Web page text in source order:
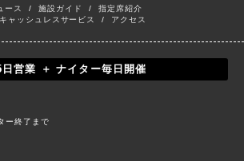
ース /施設ガイド / 指定席紹介
キャッシュレスサービス / アクセス
営業 ＋ ナイター毎日開催
ー終了まで